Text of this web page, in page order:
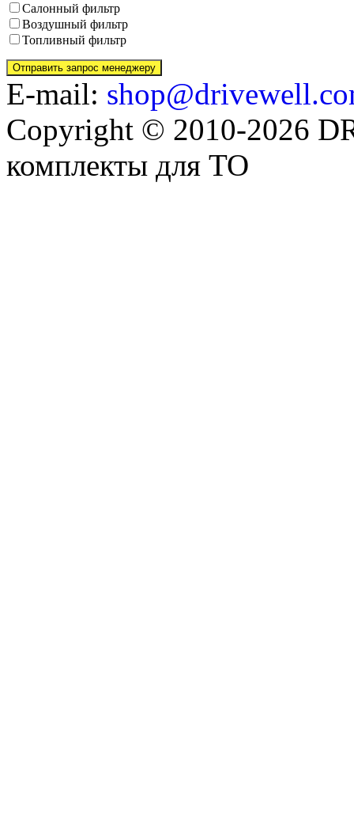
Салонный фильтр
Воздушный фильтр
Топливный фильтр
E-mail:
Copyright © 2010-2026
комплекты для ТО